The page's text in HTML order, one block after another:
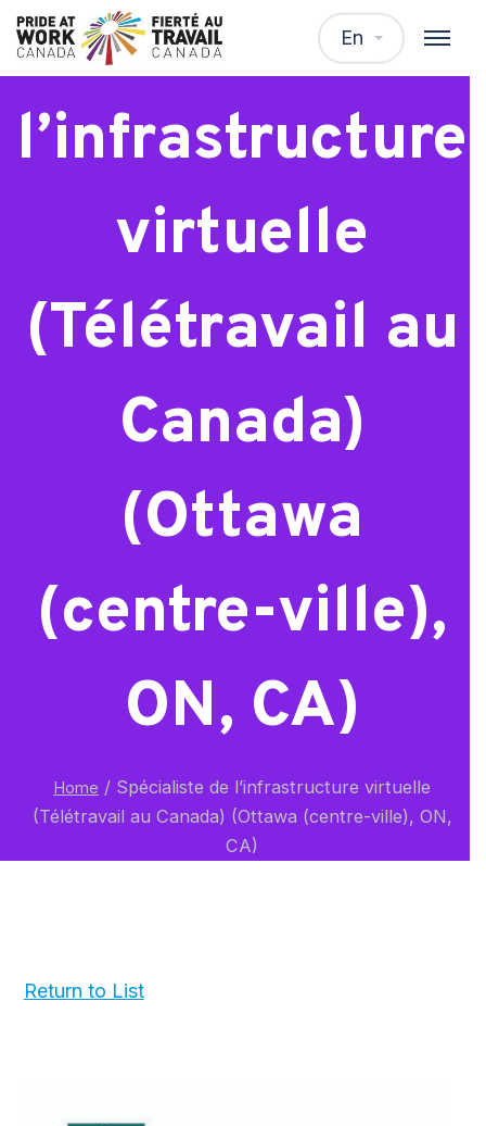
En
Spécialiste de
l’infrastructure
virtuelle
(Télétravail au
Canada)
(Ottawa
(centre-ville),
ON, CA)
Home / Spécialiste de l’infrastructure virtuelle
(Télétravail au Canada) (Ottawa (centre-ville), ON,
CA)
Return to List